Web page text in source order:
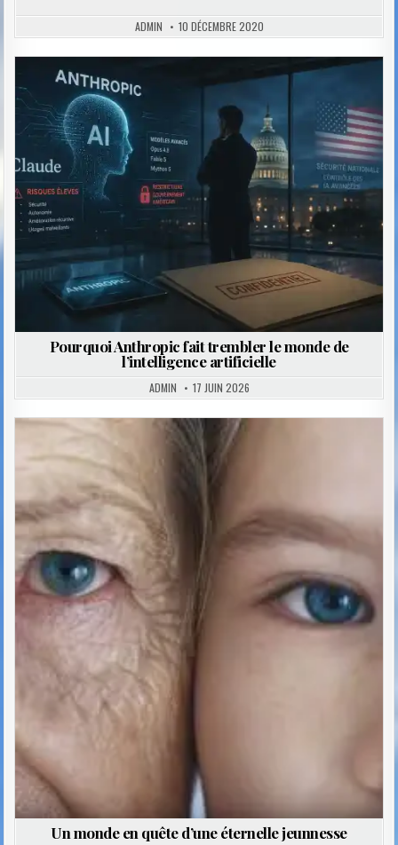
ADMIN 10 DÉCEMBRE 2020
Posted
in
Pourquoi Anthropic fait trembler le monde de
l’intelligence artificielle
ADMIN 17 JUIN 2026
Posted
Un monde en quête d’une éternelle jeunnesse